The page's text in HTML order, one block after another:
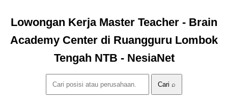
Lowongan Kerja Master Teacher - Brain
Academy Center di Ruangguru Lombok
Tengah NTB - NesiaNet
Cari ⌕